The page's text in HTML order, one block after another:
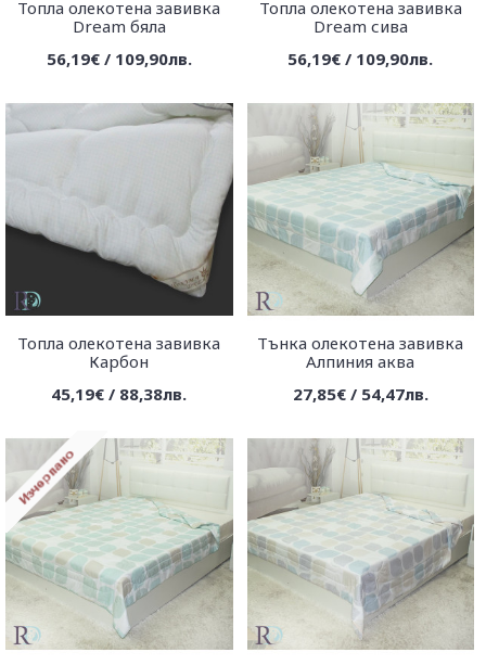
Топла олекотена завивка
Dream бяла
56,19€ / 109,90лв.
Топла олекотена завивка
Dream сива
56,19€ / 109,90лв.
Топла олекотена завивка
Карбон
45,19€ / 88,38лв.
Тънка олекотена завивка
Алпиния аква
27,85€ / 54,47лв.